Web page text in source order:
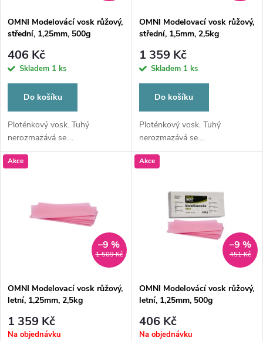
p
r
o
d
u
k
s
p
r
o
d
u
OMNI Modelovácí vosk růžový,
střední, 1,25mm, 500g
406 Kč
Skladem 1 ks
Do košíku
Ploténkový vosk. Tuhý
nerozmazává se....
OMNI Modelovací vosk růžový,
střední, 1,5mm, 2,5kg
1 359 Kč
Skladem 1 ks
Do košíku
Ploténkový vosk. Tuhý
nerozmazává se....
Akce
1 509 Kč
–9 %
OMNI Modelovací vosk růžový,
letní, 1,25mm, 2,5kg
1 359 Kč
Na objednávku
Akce
451 Kč
–9 %
OMNI Modelovácí vosk růžový,
letní, 1,25mm, 500g
406 Kč
Na objednávku